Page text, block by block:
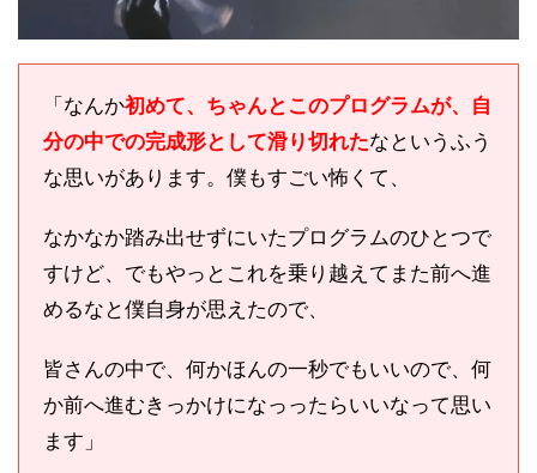
「なんか初めて、ちゃんとこのプログラムが、自
分の中での完成形として滑り切れたなというふう
な思いがあります。僕もすごい怖くて、
なかなか踏み出せずにいたプログラムのひとつで
すけど、でもやっとこれを乗り越えてまた前へ進
めるなと僕自身が思えたので、
皆さんの中で、何かほんの一秒でもいいので、何
か前へ進むきっかけになっったらいいなって思い
ます」